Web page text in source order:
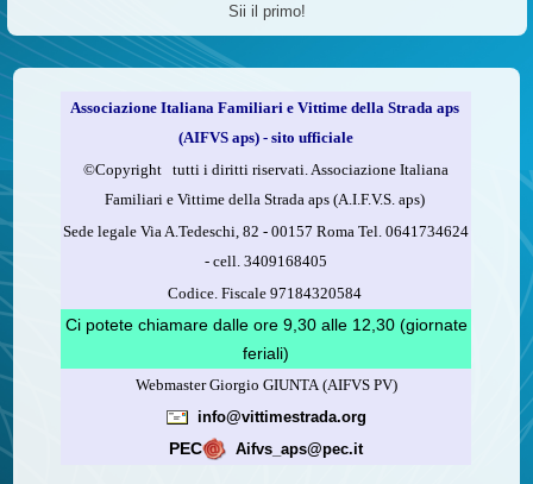
Sii il primo!
Associazione Italiana Familiari e Vittime della Strada aps
(AIFVS aps) - sito ufficiale
©​Copyright tutti i diritti riservati. Associazione Italiana
Familiari e Vittime della Strada aps (A.I.F.V.S. aps)
Sede legale Via A.Tedeschi, 82 - 00157 Roma Tel. 0641734624
-cell.3409168405
Codice. Fiscale 97184320584
Ci potete chiamare dalle ore 9,30 alle 12,30 (giornate
feriali)
Webmaster Giorgio GIUNTA (AIFVS PV)
info@vittimestrada.org
PEC Aifvs_aps@pec.it